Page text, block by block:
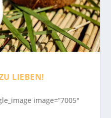
LIEBEN!
image=“7005″